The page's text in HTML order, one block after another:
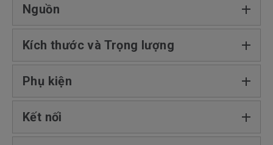
Nguồn
Kích thước và Trọng lượng
Phụ kiện
Kết nối